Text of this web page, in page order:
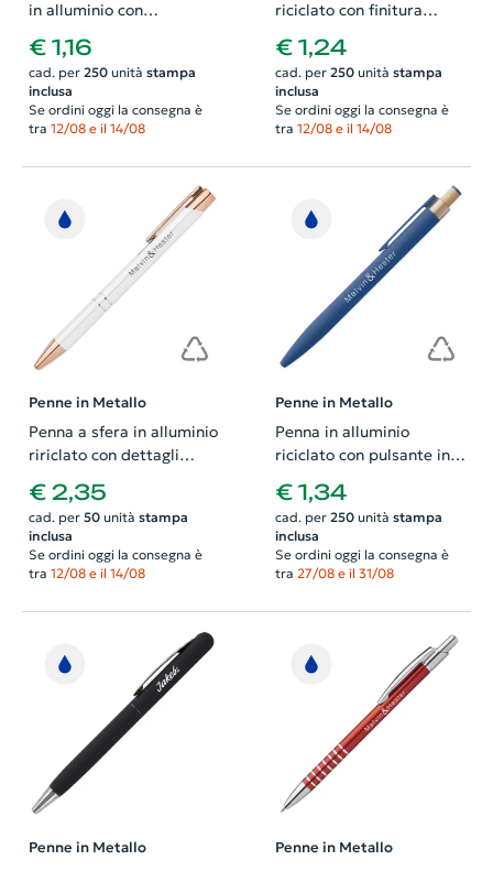
in alluminio con
refill blu
€ 1,16
cad. per 250unità stampa
inclusa
Se ordini oggi la consegna è
tra 12/08 e il 14/08
riciclato con finitura
€ 1,24
cad. per 250unità stampa
inclusa
Se ordini oggi la consegna è
tra 12/08 e il 14/08
Penne in Metallo
Penna a sfera in alluminio
ririclato con dettagli
€ 2,35
cad. per 50unità stampa
inclusa
Se ordini oggi la consegna è
tra 12/08 e il 14/08
Penne in Metallo
Penna in alluminio
riciclato con pulsante in
€ 1,34
cad. per 250unità stampa
inclusa
Se ordini oggi la consegna è
tra 27/08 e il 31/08
Penne in Metallo Penne in Metallo